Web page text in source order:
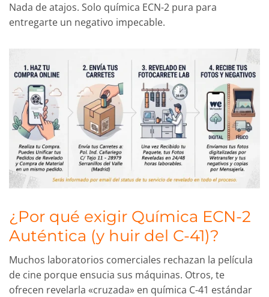
Nada de atajos. Solo química ECN-2 pura para
entregarte un negativo impecable.
¿Por qué exigir Química ECN-2
Auténtica (y huir del C-41)?
Muchos laboratorios comerciales rechazan la película
de cine porque ensucia sus máquinas. Otros, te
ofrecen revelarla «cruzada» en química C-41 estándar